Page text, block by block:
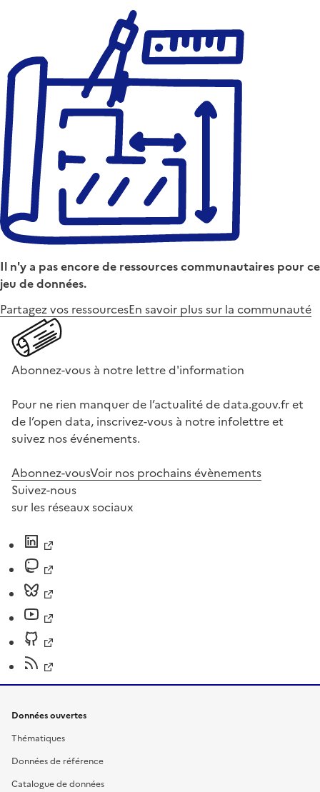
Il n'y a pas encore de ressources communautaires pour ce
jeu de données.
Partagez vos ressourcesEn savoir plus sur la communauté
Abonnez-vous à notre lettre d'information
Pour ne rien manquer de l’actualité de data.gouv.fr et
de l’open data, inscrivez-vous à notre infolettre et
suivez nos événements.
Abonnez-vousVoir nos prochains évènements
Suivez-nous
sur les réseaux sociaux
Données ouvertes
Thématiques
Données de référence
Catalogue de données